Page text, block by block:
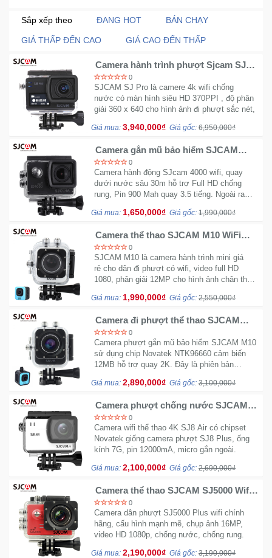
Máy
Máy
flycam
Đồ
Hồ
Cửa
Tính
Thiết
Khỏe
Sắp xếp theo ĐANG HOT BÁN CHẠY
GIÁ THẤP ĐẾN CAO GIÁ CAO ĐẾN THẤP
Camera hành trình phượt Sjcam SJ8
Pro có wifi chống nước
0
SJCAM SJ Pro là camere 4k wifi chống
nước có màn hình siêu HD 370PPI , độ phân
giải 360 x 640 cho hình ảnh đi phượt sắc nét,
Giá mua: 3,940,000₫ Giá gốc: 6,950,000₫
Camera gắn mũ bảo hiểm SJCAM
SJ4000 Wifi chính hãng
0
Camera hành động SJcam 4000 wifi, quay
dưới nước sâu 30m hỗ trợ Full HD chống
rung, Pin 900 Mah quay 3.5 tiếng. Ngoài ra
chóng.
Giá mua: 1,650,000₫ Giá gốc: 1,990,000₫
Camera thể thao SJCAM M10 WiFi
Mini - Thiết kế Cube nhỏ gọn
0
SJCAM M10 là camera hành trình mini giá
rẻ cho dân đi phượt có wifi, video full HD
1080, phân giải 12MP cho hình ảnh chân thực.
gọn dễ setup.
Giá mua: 1,990,000₫ Giá gốc: 2,550,000₫
Camera đi phượt thể thao SJCAM
M10 Plus 2K
0
Camera phượt gắn mũ bảo hiểm SJCAM M10
sử dụng chip Novatek NTK96660 cảm biến
12MB hỗ trợ quay 2K. Đây là phiên bản
nguyên.
Giá mua: 2,890,000₫ Giá gốc: 3,100,000₫
Camera phượt chống nước SJCAM
SJ8 AIR có wifi
0
Camera wifi thể thao 4K SJ8 Air có chipset
Novatek giống camera phượt SJ8 Plus, ống
kính 7G, pin 12000mA, micro gắn ngoài.
Giá mua: 2,100,000₫ Giá gốc: 2,690,000₫
Camera thể thao SJCAM SJ5000 Wifi
Chính hãng
0
Camera dân phượt SJ5000 Plus wifi chính
hãng, cấu hình mạnh mẽ, chụp ảnh 16MP,
video HD 1080p, chống nước, chống rung.
Giá mua: 2,190,000₫ Giá gốc: 3,190,000₫